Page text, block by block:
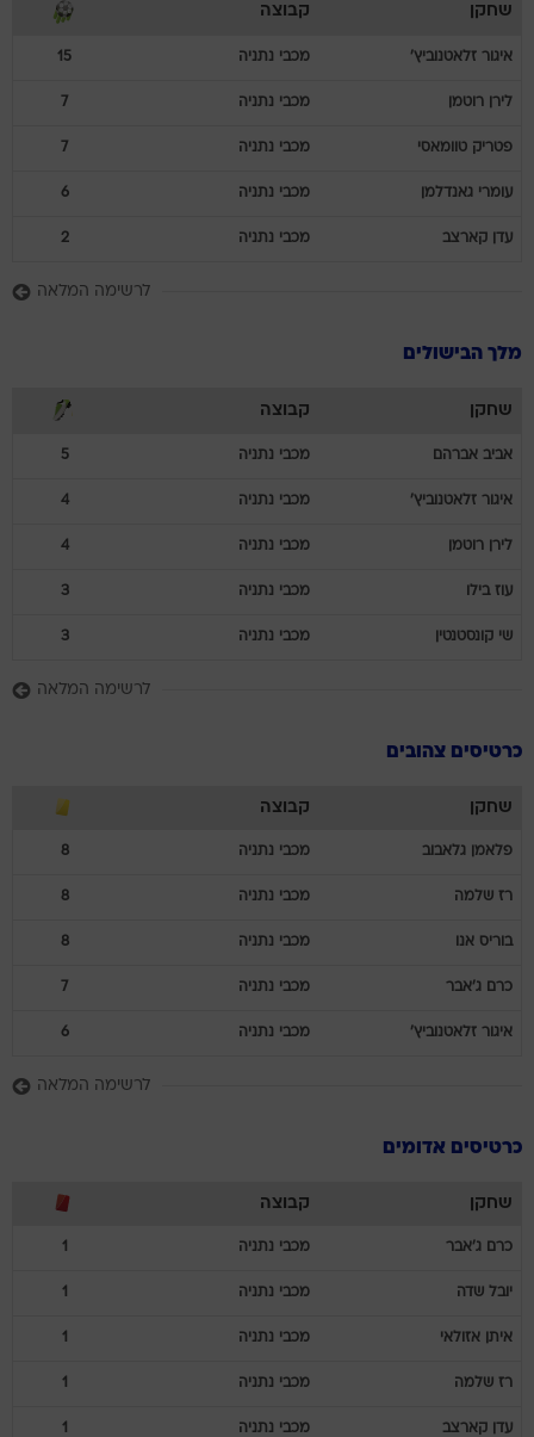
שחקן קבוצה
איגור זלאטנוביץ' מכבי נתניה 15
לירן רוטמן מכבי נתניה 7
פטריק טוומאסי מכבי נתניה 7
עומרי גאנדלמן מכבי נתניה 6
עדן קארצב מכבי נתניה 2
לרשימה המלאה
מלך הבישולים
שחקן קבוצה
אביב אברהם מכבי נתניה 5
איגור זלאטנוביץ' מכבי נתניה 4
לירן רוטמן מכבי נתניה 4
עוז בילו מכבי נתניה 3
שי קונסטנטין מכבי נתניה 3
לרשימה המלאה
כרטיסים צהובים
שחקן קבוצה
פלאמן גלאבוב מכבי נתניה 8
רז שלמה מכבי נתניה 8
בוריס אנו מכבי נתניה 8
כרם ג'אבר מכבי נתניה 7
איגור זלאטנוביץ' מכבי נתניה 6
לרשימה המלאה
כרטיסים אדומים
שחקן קבוצה
כרם ג'אבר מכבי נתניה 1
יובל שדה מכבי נתניה 1
איתן אזולאי מכבי נתניה 1
רז שלמה מכבי נתניה 1
עדן קארצב מכבי נתניה 1